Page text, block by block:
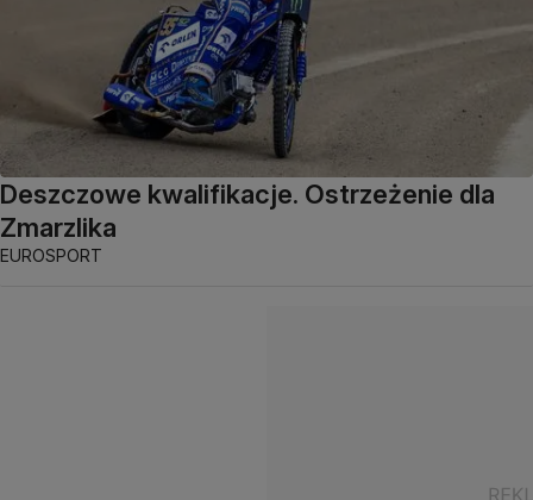
Deszczowe kwalifikacje. Ostrzeżenie dla
Zmarzlika
EUROSPORT